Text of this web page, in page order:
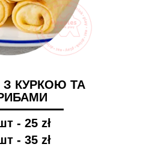
- 25 zł
- 35 zł
З КУРКОЮ ТА